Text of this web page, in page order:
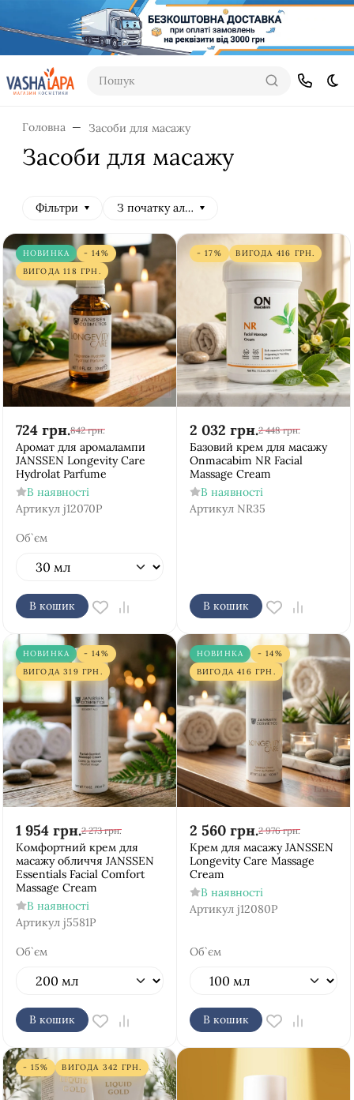
Пошук
Головна Засоби для масажу
Засоби для масажу
Фільтри З початку алфавіту
НОВИНКА
- 14%
ВИГОДА118 ГРН.
724 грн.842 грн.
Аромат для аромалампи
JANSSEN Longevity Care
Hydrolat Parfume
В наявності
Артикул j12070P
Об`єм
В кошик
- 17% ВИГОДА 416 ГРН.
2 032 грн.2 448 грн.
Базовий крем для масажу
Onmacabim NR Facial
Massage Cream
В наявності
Артикул NR35
В кошик
НОВИНКА
- 14%
ВИГОДА319 ГРН.
1 954 грн.2 273 грн.
Комфортний крем для
масажу обличчя JANSSEN
Essentials Facial Comfort
Massage Cream
В наявності
Артикул j5581P
Об`єм
В кошик
НОВИНКА
- 14%
ВИГОДА416 ГРН.
2 560 грн.2 976 грн.
Крем для масажу JANSSEN
Longevity Care Massage
Cream
В наявності
Артикул j12080P
Об`єм
В кошик
- 15% ВИГОДА 342 ГРН.